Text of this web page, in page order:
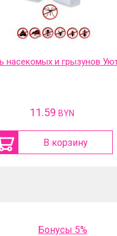
насекомых и грызунов
11.59 BYN
В корзину
Бонусы 5%